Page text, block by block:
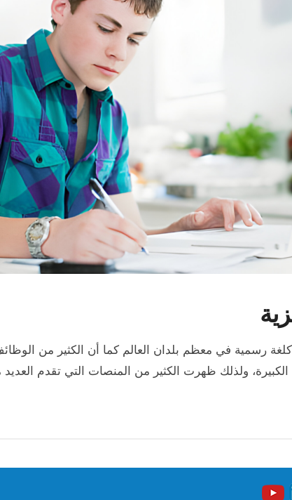
كلغة رسمية في معظم بلدان العالم كما أن الكثير من
الكبيرة، ولذلك ظهرت الكثير من المنصات التي تقدم